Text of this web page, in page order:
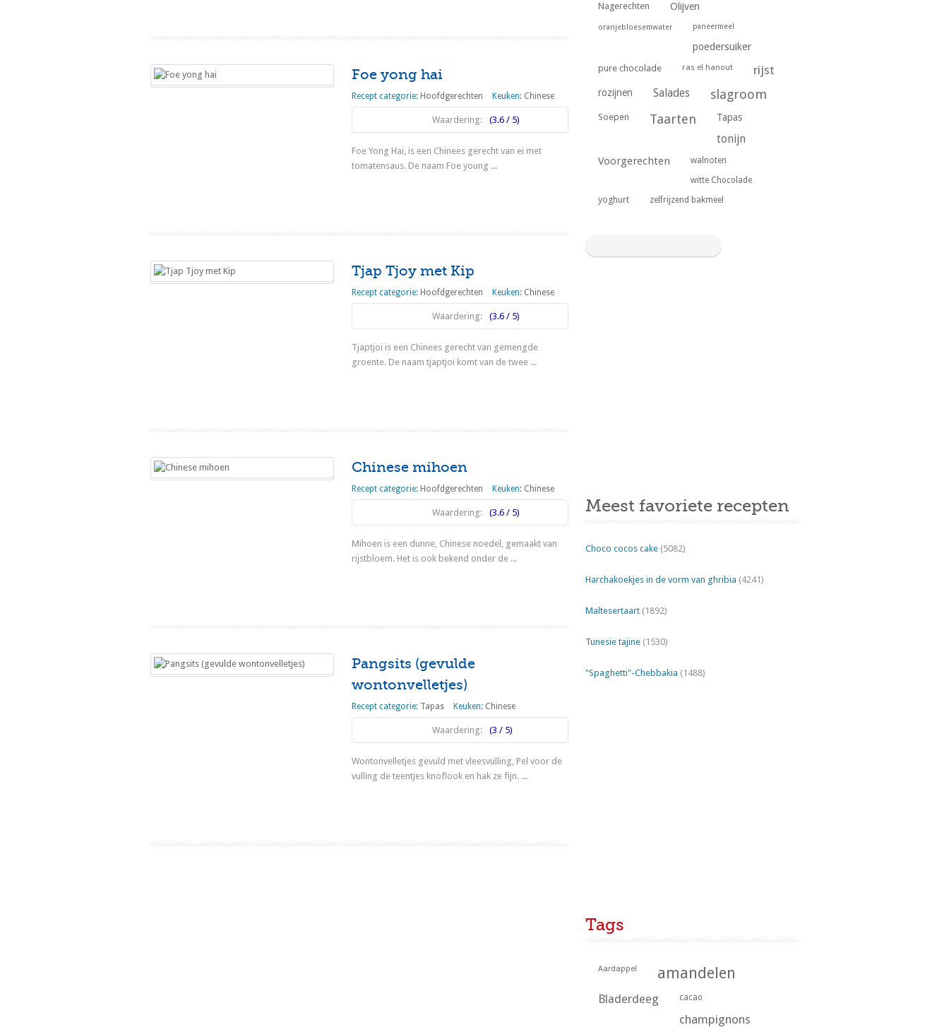
Foe yong hai
Recept categorie: Hoofdgerechten Keuken: Chinese
Waardering: (3.6 / 5)
Foe Yong Hai, is een Chinees gerecht van ei met
tomatensaus. De naam Foe young ...
Tjap Tjoy met Kip
Recept categorie: Hoofdgerechten Keuken: Chinese
Waardering: (3.6 / 5)
Tjaptjoi is een Chinees gerecht van gemengde
groente. De naam tjaptjoi komt van de twee ...
Chinese mihoen
Recept categorie: Hoofdgerechten Keuken: Chinese
Waardering: (3.6 / 5)
Mihoen is een dunne, Chinese noedel, gemaakt van
rijstbloem. Het is ook bekend onder de ...
Pangsits (gevulde
wontonvelletjes)
Recept categorie: Tapas Keuken: Chinese
Waardering: (3 / 5)
Wontonvelletjes gevuld met vleesvulling, Pel voor de
vulling de teentjes knoflook en hak ze fijn. ...
Nagerechten
Olijven
oranjebloesemwater paneermeel
poedersuiker
pure chocolade ras el hanout rijst
rozijnen Salades slagroom
Soepen Taarten Tapas
tonijn
Voorgerechten
walnoten
witte Chocolade
yoghurt zelfrijzend bakmeel
Meest favoriete recepten
Choco cocos cake (5082)
Harchakoekjes in de vorm van ghribia (4241)
Maltesertaart (1892)
Tunesie tajine (1530)
"Spaghetti"-Chebbakia (1488)
Tags
Aardappel amandelen
Bladerdeeg cacao
champignons